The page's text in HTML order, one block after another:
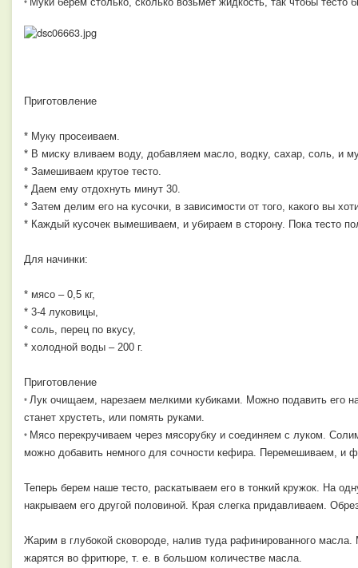
*
Приготовление
* Муку просеиваем.
* В миску вливаем воду, добавляем масло, водку, сахар, соль, и
* Замешиваем крутое тесто.
* Даем ему отдохнуть минут 30.
* Затем делим его на кусочки, в зависимости от того, какого вы
* Каждый кусочек вымешиваем, и убираем в сторону. Пока тесто
Для начинки:
* мясо – 0,5 кг,
* 3-4 луковицы,
* соль, перец по вкусу,
* холодной воды – 200 г.
Приготовление
* Лук очищаем, нарезаем мелкими кубиками. Можно подавить его
станет хрустеть, или помять руками.
* Мясо перекручиваем через мясорубку и соединяем с луком.
можно добавить немного для сочности кефира. Перемешиваем, и
Теперь берем наше тесто, раскатываем его в тонкий кружок. На
накрываем его другой половиной. Края слегка придавливаем.
Жарим в глубокой сковороде, налив туда рафинированного
жарятся во фритюре, т. е. в большом количестве масла.